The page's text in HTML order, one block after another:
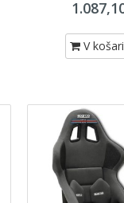
V